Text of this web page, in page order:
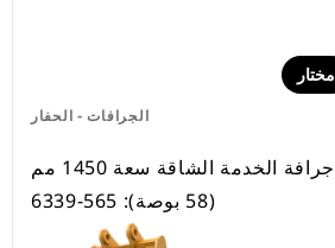
الجرافات - الحفار
مختار
جرافة الخدمة الشاقة سعة 1450 مم
(58 بوصة): 565-6339